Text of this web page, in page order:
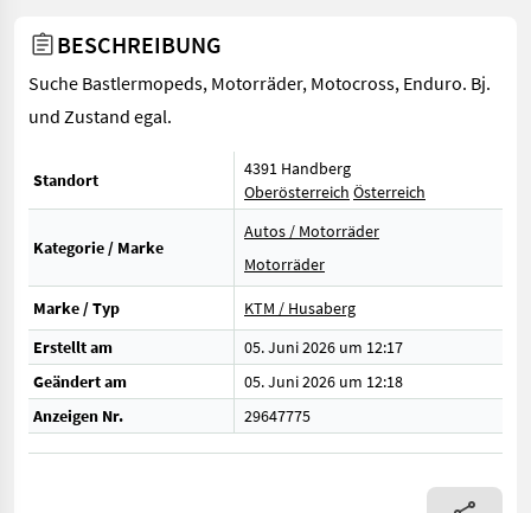
BESCHREIBUNG
Suche Bastlermopeds, Motorräder, Motocross, Enduro. Bj.
und Zustand egal.
Standort
4391 Handberg
Oberösterreich Österreich
Kategorie / Marke
Autos / Motorräder
Motorräder
Marke / Typ
KTM / Husaberg
Erstellt am
05. Juni 2026 um 12:17
Geändert am
05. Juni 2026 um 12:18
Anzeigen Nr.
29647775